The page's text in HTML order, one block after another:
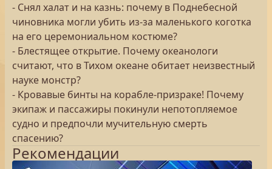
- Снял халат и на казнь: почему в Поднебесной
чиновника могли убить из-за маленького коготка
на его церемониальном костюме?
- Блестящее открытие. Почему океанологи
считают, что в Тихом океане обитает неизвестный
науке монстр?
- Кровавые бинты на корабле-призраке! Почему
экипаж и пассажиры покинули непотопляемое
судно и предпочли мучительную смерть
спасению?
Рекомендации